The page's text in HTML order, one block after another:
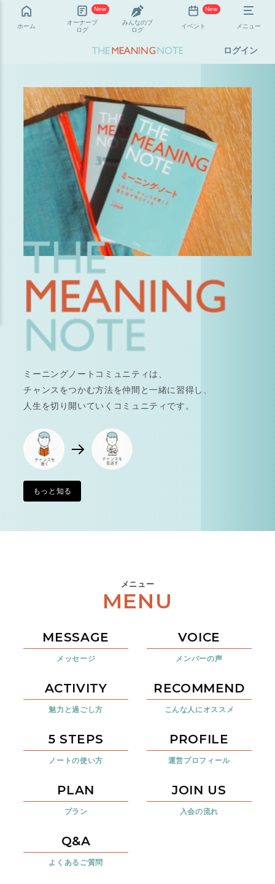
ホーム
New
オーナーブ
ログ
みんなのブ
ログ
New
イベント メニュー
ログイン
ミーニングノートコミュニティは、
チャンスをつかむ方法を仲間と一緒に習得し、
人生を切り開いていくコミュニティです。
もっと知る
メニュー
MENU
MESSAGE
メッセージ
VOICE
メンバーの声
ACTIVITY
魅力と過ごし方
RECOMMEND
こんな人にオススメ
5 STEPS
ノートの使い方
PROFILE
運営プロフィール
PLAN
プラン
JOIN US
入会の流れ
Q&A
よくあるご質問